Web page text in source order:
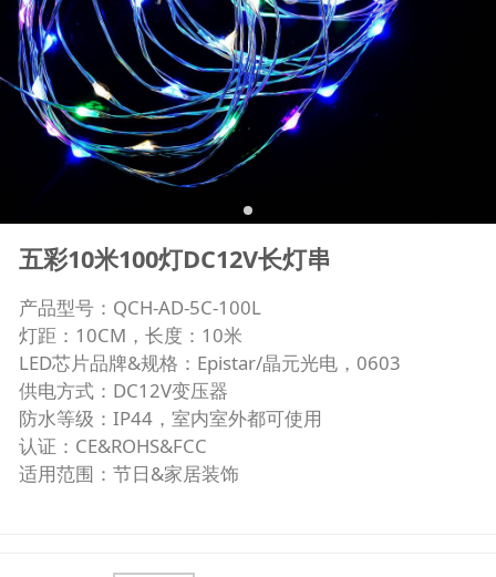
五彩10米100灯DC12V长灯串
产品型号：QCH-AD-5C-100L
灯距：10CM，长度：10米
LED芯片品牌&规格：Epistar/晶元光电，0603
供电方式：DC12V变压器
防水等级：IP44，室内室外都可使用
认证：CE&ROHS&FCC
适用范围：节日&家居装饰